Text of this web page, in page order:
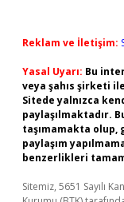
Reklam ve İletişim:
Yasal Uyarı: Bu
veya şahıs şirketi
Sitede yalnızca
paylaşılmaktadır.
taşımamakta olup,
paylaşım
benzerlikleri
Sitemiz, 5651 Sayılı